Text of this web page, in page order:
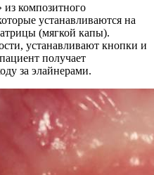
композитного
устанавливаются на
(мягкой капы).
устанавливают кнопки и
получает
за элайнерами.